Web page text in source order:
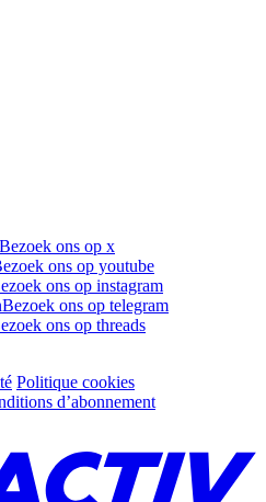
Bezoek ons op x
ons op youtube
ons op instagram
Bezoek ons op telegram
ons op threads
Politique cookies
d’abonnement